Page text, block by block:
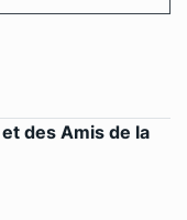
des Amis de la